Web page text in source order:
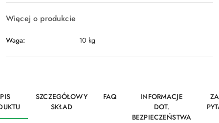
Więcej o produkcie
Waga: 10 kg
SZCZEGÓŁOWY
SKŁAD
FAQ
INFORMACJE
DOT.
BEZPIECZEŃSTWA